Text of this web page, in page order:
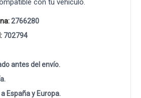
con tu vehículo.
2766280
702794
antes del envío.
España y Europa.